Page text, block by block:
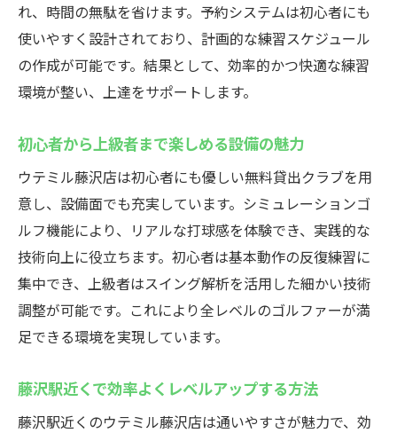
れ、時間の無駄を省けます。予約システムは初心者にも
使いやすく設計されており、計画的な練習スケジュール
の作成が可能です。結果として、効率的かつ快適な練習
環境が整い、上達をサポートします。
初心者から上級者まで楽しめる設備の魅力
ウテミル藤沢店は初心者にも優しい無料貸出クラブを用
意し、設備面でも充実しています。シミュレーションゴ
ルフ機能により、リアルな打球感を体験でき、実践的な
技術向上に役立ちます。初心者は基本動作の反復練習に
集中でき、上級者はスイング解析を活用した細かい技術
調整が可能です。これにより全レベルのゴルファーが満
足できる環境を実現しています。
藤沢駅近くで効率よくレベルアップする方法
藤沢駅近くのウテミル藤沢店は通いやすさが魅力で、効